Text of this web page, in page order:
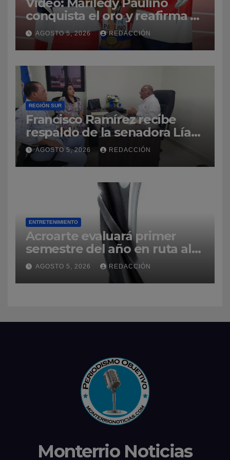
conquista el oro y reafirma su
dominio en el atletismo
AGOSTO 5, 2026 REDACCIÓN
REGIÓN SUR
Francisco Ramírez recibe
respaldo de la senadora Lía
Díaz para fortalecer la UASD-
Azua
AGOSTO 5, 2026 REDACCIÓN
ENTRETENIMIENTO
Acroarte evaluará primer
semestre del año en ruta al
Premios Soberano 2027
AGOSTO 5, 2026 REDACCIÓN
Monterrio Noticias